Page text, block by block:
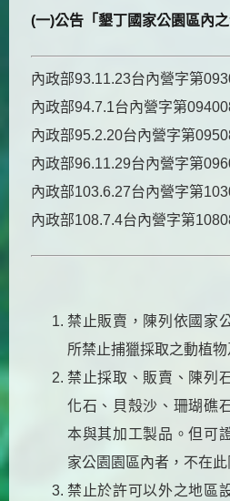
(一)公告「墾丁國家公園區內之
內政部93.11.23台內營字第
內政部94.7.1台內營字第
內政部95.2.20台內營字第
內政部96.11.29台內營字第
內政部103.6.27台內營字第
內政部108.7.4台內營字第
禁止販賣，陳列依國家
所禁止捕獵採取之動植物
禁止採取、販賣、陳列
化石、貝殼沙、珊瑚礁
本與其加工製品。但可
家公園園區內者，不在此
禁止於許可以外之地區